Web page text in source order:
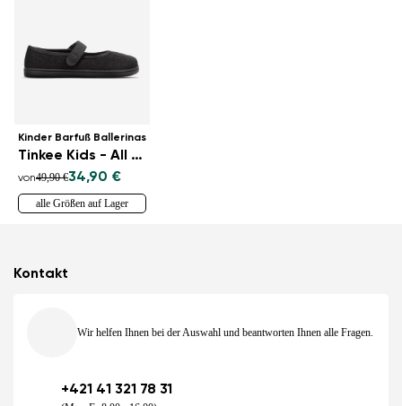
Kinder Barfuß Ballerinas
Tinkee Kids - All Black Sparkle
von49,90 €34,90 €
alle Größen auf Lager
Kontakt
Wir helfen Ihnen bei der Auswahl und beantworten Ihnen alle Fragen.
+421 41 321 78 31